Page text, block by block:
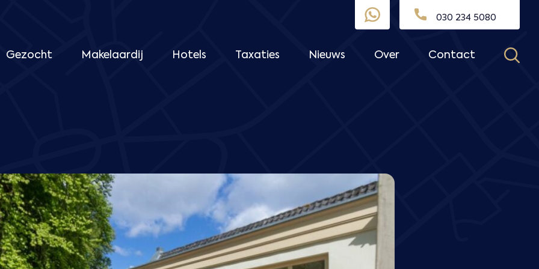
030 234 5080
Gezocht Makelaardij Hotels Taxaties Nieuws Over Contact